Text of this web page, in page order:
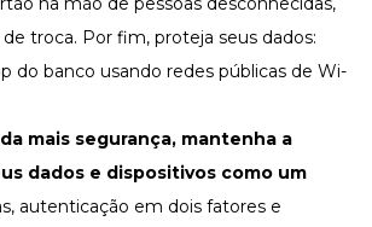
troca. Por fim, proteja seus dados:
do banco usando redes públicas de Wi-
mais segurança, mantenha a
dados e dispositivos como um
autenticação em dois fatores e